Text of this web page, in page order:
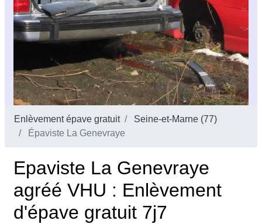
Enlèvement épave gratuit
Seine-et-Marne (77)
Épaviste La Genevraye
Epaviste La Genevraye
agréé VHU : Enlèvement
d'épave gratuit 7j7